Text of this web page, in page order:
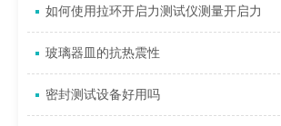
如何使用拉环开启力测试仪测量开启力
玻璃器皿的抗热震性
密封测试设备好用吗